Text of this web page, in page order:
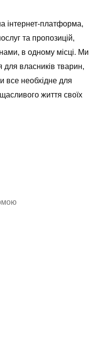
інтернет-платформа,
та пропозицій,
в одному місці. Ми
власників тварин,
все необхідне для
життя своїх